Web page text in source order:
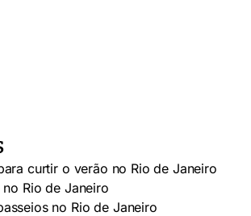
curtir o verão no Rio de Janeiro
Rio de Janeiro
no Rio de Janeiro